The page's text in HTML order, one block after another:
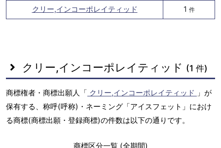
クリー,インコーポレイティッド
1 件
クリー,インコーポレイティッド (1 件)
商標権者・商標出願人「 クリー,インコーポレイティッド 」が
保有する、称呼(呼称)・ネーミング「アイスフェット」におけ
る商標(商標出願・登録商標)の件数は以下の通りです。
商標区分一覧 (全期間)